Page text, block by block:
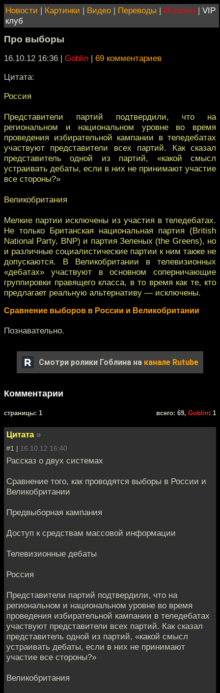
Новости | Картинки | Видео | Переводы | Магазин | VIP
клуб
Про выборы
16.10.12 16:36 | Goblin | 69 комментариев
Цитата:
Россия
Представители партий подтвердили, что на
региональном и национальном уровне во время
проведения избирательной кампании в теледебатах
участвуют представители всех партий. Как сказал
представитель одной из партий, «какой смысл
устраивать дебаты, если в них не принимают участие
все стороны?»
Великобритания
Мелкие партии исключены из участия в теледебатах.
Не только Британская национальная партия (British
National Party, BNP) и партия Зеленых (the Greens), но
и различные социалистические партии к ним также не
допускаются. В Великобритании в телевизионных
«дебатах» участвуют в основном соперничающие
группировки правящего класса, в то время как те, кто
предлагает реальную альтернативу — исключены.
Сравнение выборов в России и Великобритании
Познавательно.
Смотри ролики Гоблина на канале Rutube
Комментарии
cтраницы: 1 всего: 69, Goblin: 1
Цитата »
#1 | 16.10.12 16:40
Рассказ о двух системах
Сравнение того, как проводятся выборы в России и
Великобритании
Предвыборная кампания
Доступ к средствам массовой информации
Телевизионные дебаты
Россия
Представители партий подтвердили, что на
региональном и национальном уровне во время
проведения избирательной кампании в теледебатах
участвуют представители всех партий. Как сказал
представитель одной из партий, «какой смысл
устраивать дебаты, если в них не принимают
участие все стороны?»
Великобритания